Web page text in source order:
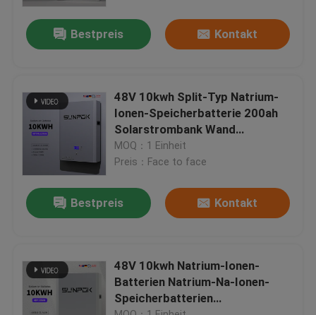
Über uns
Qualitätskontrolle
Kontakt mit uns
Neuigkeiten
Fälle
Bitte um ein Angebot
Bestpreis Kontakt
48V 10kwh Split-Typ Natrium-
Ionen-Speicherbatterie 200ah
Solarstrombank Wand
wiederaufladbare Natrium-
Ionen-Wiederaufladbare
MOQ：1 Einheit
Preis：Face to face
Bestpreis Kontakt
48V 10kwh Natrium-Ionen-
Batterien Natrium-Na-Ionen-
Speicherbatterien